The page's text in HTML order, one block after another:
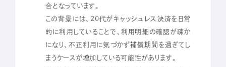
合となっています。
この背景には、20代がキャッシュレス決済を日常
的に利用していることで、利用明細の確認が疎か
になり、不正利用に気づかず補償期間を過ぎてし
まうケースが増加している可能性があります。